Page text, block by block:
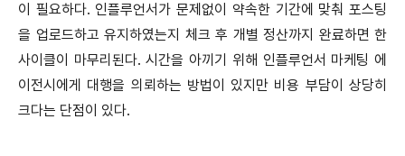
이 필요하다. 인플루언서가 문제없이 약속한 기간에 맞춰 포스팅
을 업로드하고 유지하였는지 체크 후 개별 정산까지 완료하면 한
사이클이 마무리된다. 시간을 아끼기 위해 인플루언서 마케팅 에
이전시에게 대행을 의뢰하는 방법이 있지만 비용 부담이 상당히
크다는 단점이 있다.